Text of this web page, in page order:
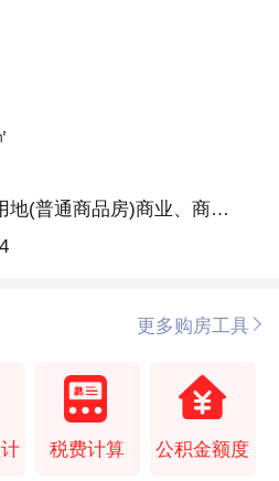
通商品房)商业、商务兼住宅综合用地
更多购房工具
税费计算 公积金额度